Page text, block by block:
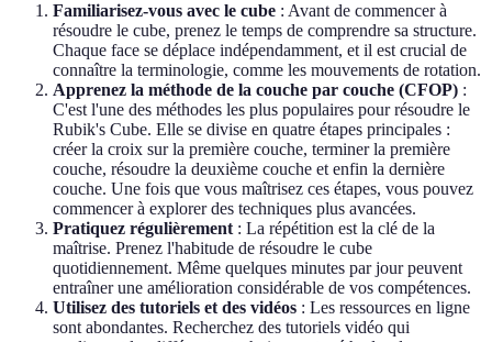
Familiarisez-vous avec le cube : Avant de commencer à
résoudre le cube, prenez le temps de comprendre sa structure.
Chaque face se déplace indépendamment, et il est crucial de
connaître la terminologie, comme les mouvements de rotation.
Apprenez la méthode de la couche par couche (CFOP) :
C'est l'une des méthodes les plus populaires pour résoudre le
Rubik's Cube. Elle se divise en quatre étapes principales :
créer la croix sur la première couche, terminer la première
couche, résoudre la deuxième couche et enfin la dernière
couche. Une fois que vous maîtrisez ces étapes, vous pouvez
commencer à explorer des techniques plus avancées.
Pratiquez régulièrement : La répétition est la clé de la
maîtrise. Prenez l'habitude de résoudre le cube
quotidiennement. Même quelques minutes par jour peuvent
entraîner une amélioration considérable de vos compétences.
Utilisez des tutoriels et des vidéos : Les ressources en ligne
sont abondantes. Recherchez des tutoriels vidéo qui